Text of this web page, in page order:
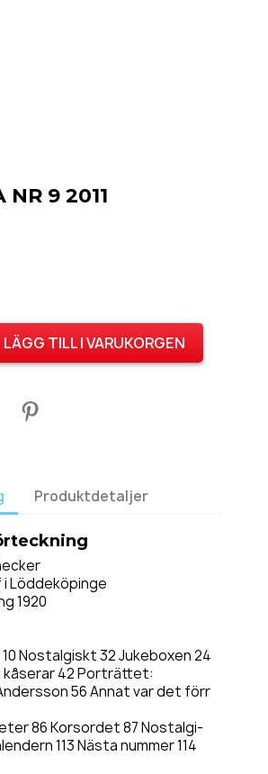
NR 9 2011
LÄGG TILL I VARUKORGEN
Produktdetaljer
Löddeköpinge
1920
Nostalgiskt 32 Jukeboxen 24
kåserar 42 Porträttet:
56 Annat var det förr
86 Korsordet 87 Nostalgi-
113 Nästa nummer 114